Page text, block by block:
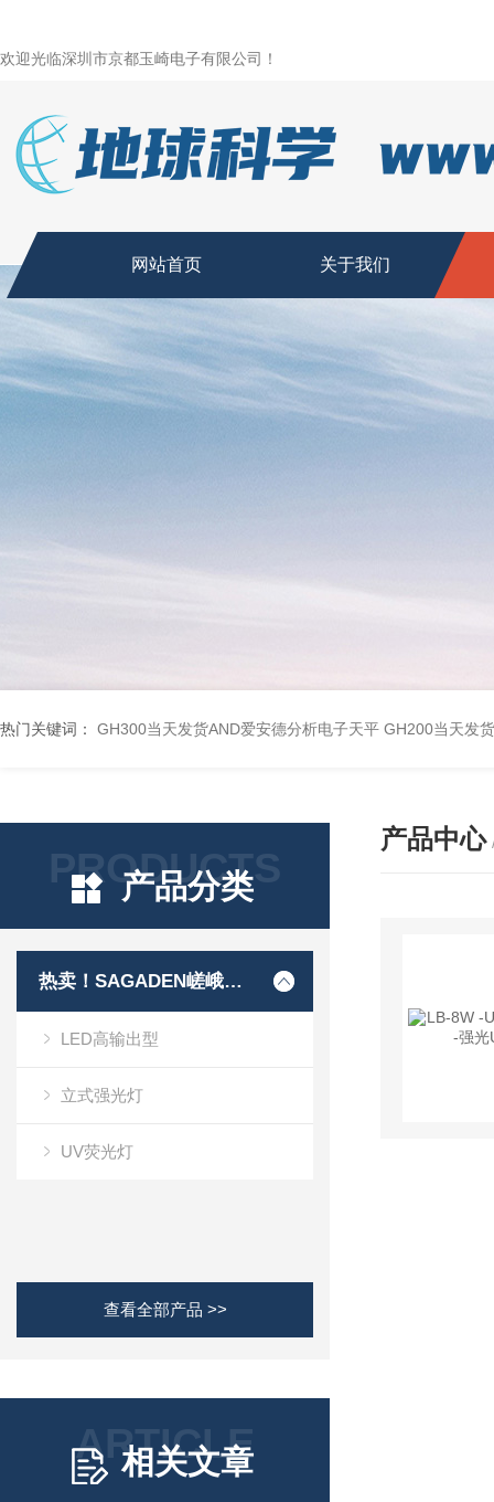
欢迎光临深圳市京都玉崎电子有限公司！
网站首页 关于我们
热门关键词： GH300当天发货AND爱安德分析电子天平 GH200当天发
PRODUCTS
产品分类
热卖！SAGADEN嵯峨电机
LED高输出型
立式强光灯
UV荧光灯
查看全部产品 >>
ARTICLE
相关文章
产品中心